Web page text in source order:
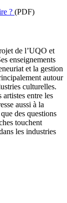
? (PDF)
de l’UQO et
enseignements
et la gestion
autour
culturelles.
entre les
aussi à la
des questions
touchent
les industries